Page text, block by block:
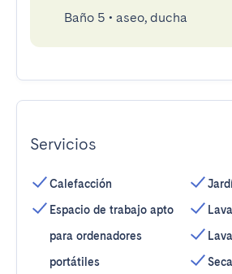
Baño 5 • aseo, ducha
Servicios
Calefacción
Espacio de trabajo apto
para ordenadores
portátiles